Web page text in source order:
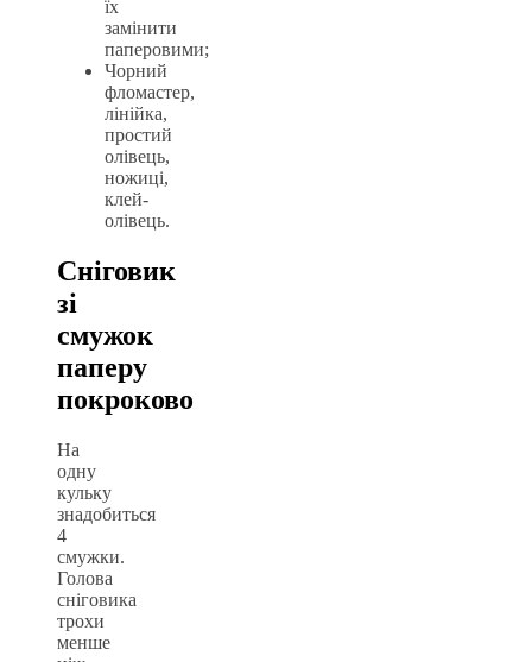
їх
замінити
паперовими;
Чорний
фломастер,
лінійка,
простий
олівець,
ножиці,
клей-
олівець.
Сніговик
зі
смужок
паперу
покроково
На
одну
кульку
знадобиться
4
смужки.
Голова
сніговика
трохи
менше